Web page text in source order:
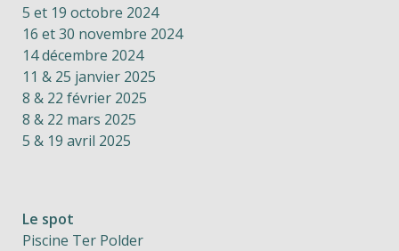
5 et 19 octobre 2024
16 et 30 novembre 2024
14 décembre 2024
11 & 25 janvier 2025
8 & 22 février 2025
8 & 22 mars 2025
5 & 19 avril 2025
Le spot
Piscine Ter Polder